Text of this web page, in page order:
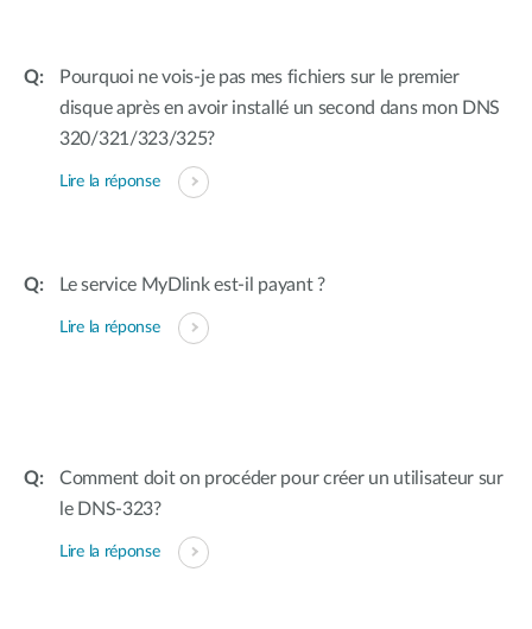
Pourquoi ne vois-je pas mes fichiers sur le premier
disque après en avoir installé un second dans mon DNS
320/321/323/325?
Lire la réponse
Le service MyDlink est-il payant ?
Lire la réponse
Comment doit on procéder pour créer un utilisateur sur
le DNS-323?
Lire la réponse